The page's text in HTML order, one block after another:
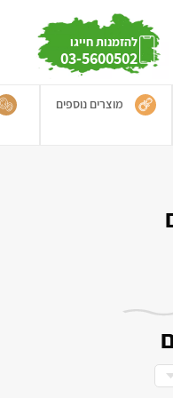
להזמנות חייגו
03-5600502
מוצרים נוספים